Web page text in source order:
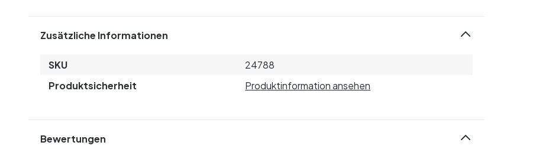
Zusätzliche Informationen
SKU
24788
Produktsicherheit
Produktinformation ansehen
Bewertungen